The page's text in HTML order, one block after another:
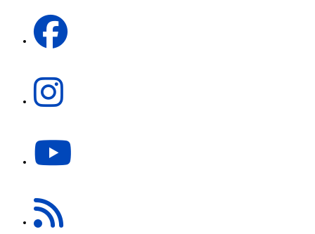
pestaña
abre
abre
nueva
pestaña
en